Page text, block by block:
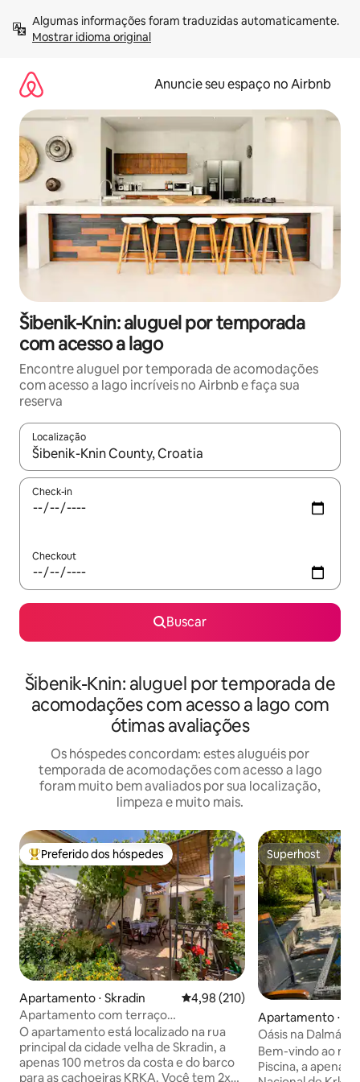
para
Mostrar idioma original
Anuncie seu espaço no Airbnb
Šibenik-Knin: aluguel por temporada
com acesso a lago
Encontre aluguel por temporada de acomodações
com acesso a lago incríveis no Airbnb e faça sua
reserva
Localização
Quando os resultados estiverem disponíveis, explore-os
Check-in
Checkout
Buscar
Šibenik-Knin: aluguel por temporada de
acomodações com acesso a lago com
ótimas avaliações
Os hóspedes concordam: estes aluguéis por
temporada de acomodações com acesso a lago
foram muito bem avaliados por sua localização,
limpeza e muito mais.
Entre os melhores preferidos dos hóspedes
Preferido dos hóspedes
Apartamento ⋅ Skradin 4,98 de uma avaliação média de
4,98 (210)
Apartamento com terraço
mediterrâneo com bicicletas e SUP
O apartamento está localizado na rua
principal da cidade velha de Skradin, a
apenas 100 metros da costa e do barco
para as cachoeiras KRKA. Você tem 2x
Superhost
Superhost
Apartamento ⋅
č
Oásis na
do Parque
Bem-vindo ao
Piscina, a apenas